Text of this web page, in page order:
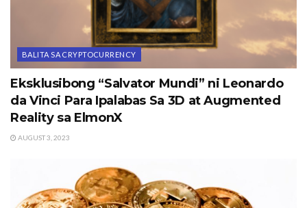
BALITA SA CRYPTOCURRENCY
Eksklusibong “Salvator Mundi” ni Leonardo
da Vinci Para Ipalabas Sa 3D at Augmented
Reality sa ElmonX
AUGUST 3, 2023